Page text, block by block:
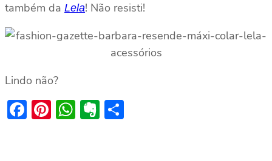
também da Lela! Não resisti!
Lindo não?
Facebook
Pinterest
WhatsApp
Evernote